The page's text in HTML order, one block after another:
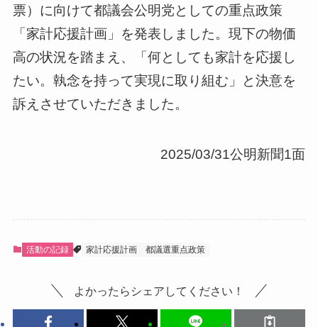
票）に向けて都議会公明党としての重点政策
「家計応援計画」を発表しました。現下の物価
高の状況を踏まえ、「何としても家計を応援し
たい。執念を持って実現に取り組む」と決意を
訴えさせていただきました。
2025/03/31公明新聞1面
活動の記録 家計応援計画 都議選重点政策
よかったらシェアしてください！